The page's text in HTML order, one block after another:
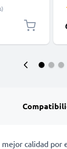
mejor calidad